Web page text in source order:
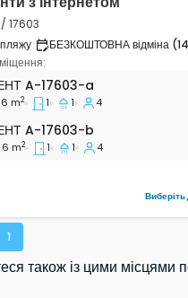
17603
БЕЗКОШТОВНА відміна (14
апартаменти Сілба -
A-17603-a
6 m2 1 1 4
A-17603-b
A-17603-b
6 m2 1 1 4
Виберіть
1
також із цими місцями